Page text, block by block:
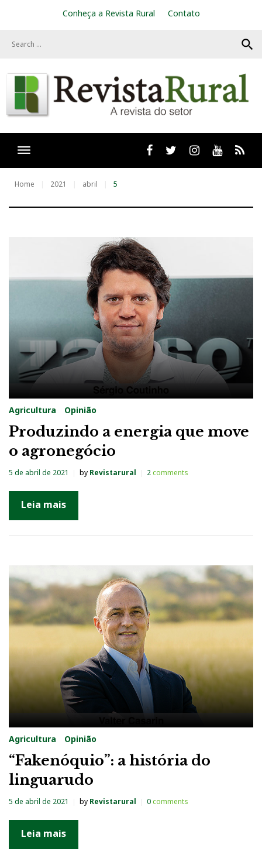
Conheça a Revista Rural Contato
search
Facebooktwitter Instagram
Youtube
Home 2021 abril 5
a
d
e
a
r
i
l
d
e
2
2
1
Agricultura Opinião
Produzindo a energia que move
o agronegócio
5 de abril de 2021 by Revistarural 2comments
Leia mais
Agricultura Opinião
“Fakenóquio”: a história do
linguarudo
5 de abril de 2021 by Revistarural 0comments
Leia mais